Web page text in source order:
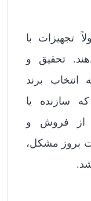
تجهیزات با
تحقیق و
انتخاب برند
سازنده یا
از فروش و
بروز مشکل،